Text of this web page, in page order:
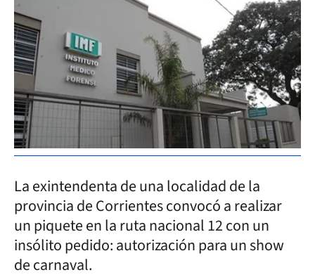
La exintendenta de una localidad de la
provincia de Corrientes convocó a realizar
un piquete en la ruta nacional 12 con un
insólito pedido: autorización para un show
de carnaval.